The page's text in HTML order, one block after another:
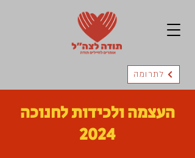
לתרומה
העצמה ולכידות לחנוכה
2024